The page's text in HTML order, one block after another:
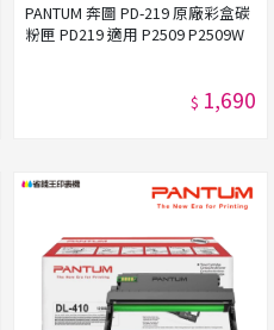
PANTUM 奔圖 PD-219 原廠彩盒碳
粉匣 PD219 適用 P2509 P2509W
$ 1,690